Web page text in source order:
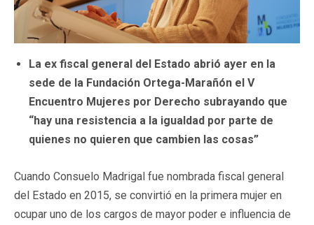
La ex fiscal general del Estado abrió ayer en la
sede de la Fundación Ortega-Marañón el V
Encuentro Mujeres por Derecho subrayando que
“hay una resistencia a la igualdad por parte de
quienes no quieren que cambien las cosas”
Cuando Consuelo Madrigal fue nombrada fiscal general
del Estado en 2015, se convirtió en la primera mujer en
ocupar uno de los cargos de mayor poder e influencia de